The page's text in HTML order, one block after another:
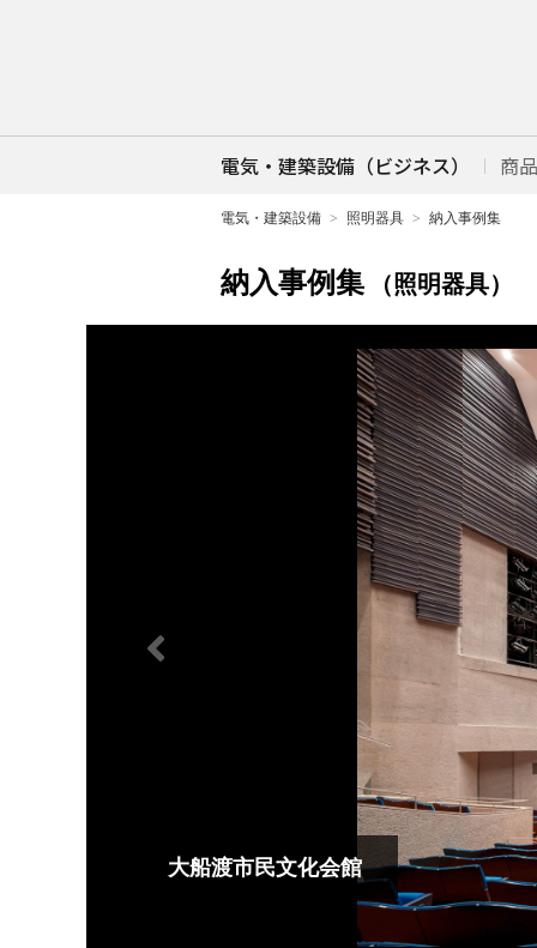
電気・建築設備（ビジネス） 商
電気・建築設備 照明器具 納入事例集
納入事例集 （照明器具）
大船渡市民文化会館